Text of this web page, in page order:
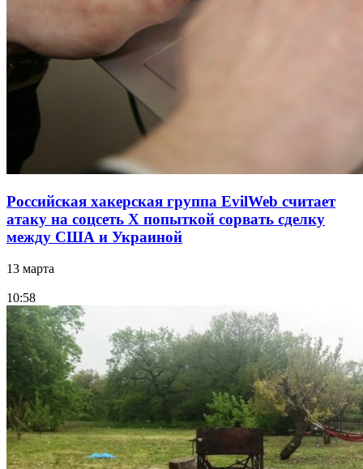
Российская хакерская группа EvilWeb считает
атаку на соцсеть Х попыткой сорвать сделку
между США и Украиной
13 марта
10:58